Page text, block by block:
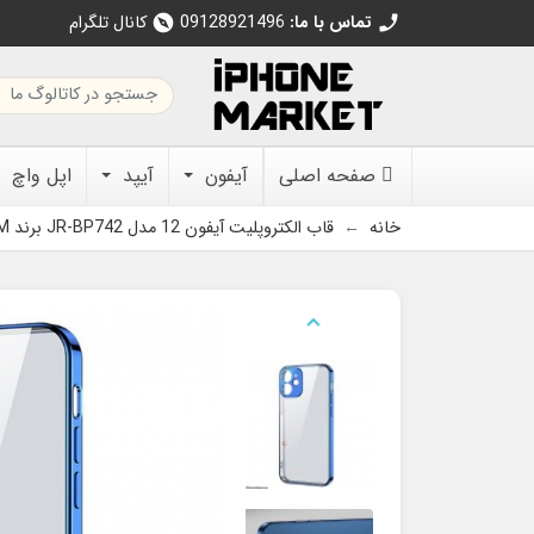
call تماس با ما: 09128921496
explore کانال تلگرام
صفحه اصلی آیفون آیپد اپل واچ
خانه قاب الکتروپلیت آیفون 12 مدل JR-BP742 برند JOYROOM
